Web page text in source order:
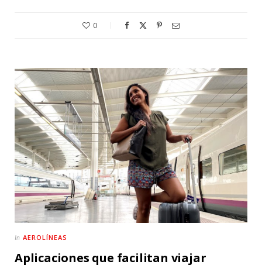
0
In AEROLÍNEAS
Aplicaciones que facilitan viajar